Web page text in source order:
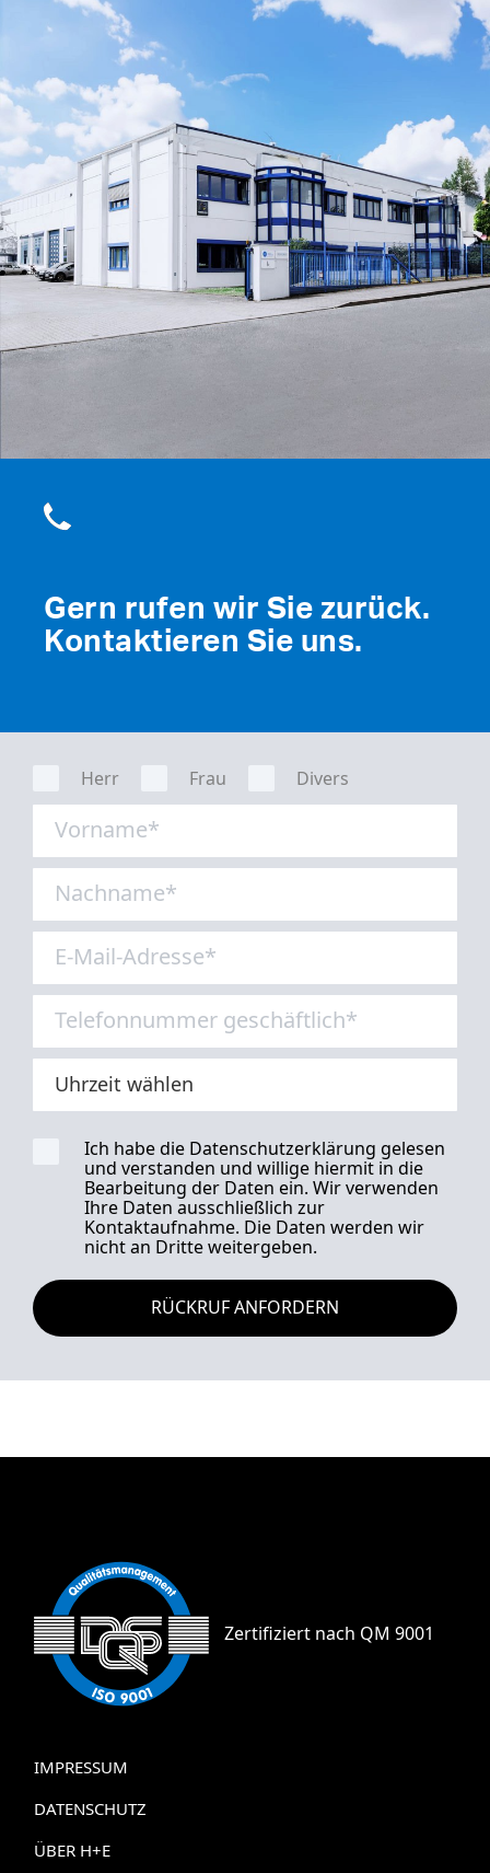
Gern rufen wir Sie zurück.
Kontaktieren Sie uns.
Herr Frau Divers
Ich habe die Datenschutzerklärung gelesen
und verstanden und willige hiermit in die
Bearbeitung der Daten ein. Wir verwenden
Ihre Daten ausschließlich zur
Kontaktaufnahme. Die Daten werden wir
nicht an Dritte weitergeben.
Zertifiziert nach QM 9001
IMPRESSUM
DATENSCHUTZ
ÜBER H+E